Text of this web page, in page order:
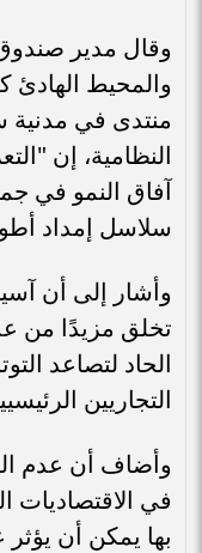
وقال مدير
والمحيط الهادئ
منتدى في مدنية
النظامية، إن
آفاق النمو في
سلاسل إمداد
وأشار إلى أن
تخلق مزيدًا من
الحاد لتصاعد
التجاريين
وأضاف أن عدم
في الاقتصاديات
بها يمكن أن